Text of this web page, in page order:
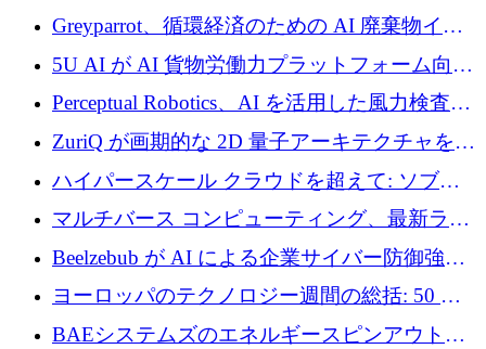
会社です」とフランス人の「控えめな」後任
者は言う
Greyparrot、循環経済のための AI 廃棄物イン
テリジェンスを拡張するためにシリーズ B で
2,700 万ドルを確保
5U AI が AI 貨物労働力プラットフォーム向け
に 320 万ドルのプレシードを獲得
Perceptual Robotics、AI を活用した風力検査の
規模拡大に向けて 400 万ポンド以上を確保
ZuriQ が画期的な 2D 量子アーキテクチャを拡
張するために 2,550 万ドルを調達
ハイパースケール クラウドを超えて: ソブリ
ン コンピューティングに対する DFINITY の
ビジョン
マルチバース コンピューティング、最新ラウ
ンドで最大 5 億 7,000 万ドルを目標
Beelzebub が AI による企業サイバー防御強化
のために 300 万ユーロを調達
ヨーロッパのテクノロジー週間の総括: 50 以
上の取引に 10 億ユーロ以上を投資
BAEシステムズのエネルギースピンアウト原